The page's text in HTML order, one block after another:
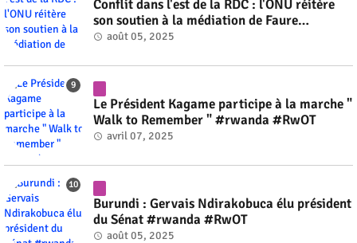
Conflit dans l'est de la RDC : l'ONU réitère
son soutien à la médiation de Faure
Gnassingbé #rwanda #RwOT
août 05, 2025
Le Président Kagame participe à la marche "
Walk to Remember " #rwanda #RwOT
avril 07, 2025
Burundi : Gervais Ndirakobuca élu président
du Sénat #rwanda #RwOT
août 05, 2025